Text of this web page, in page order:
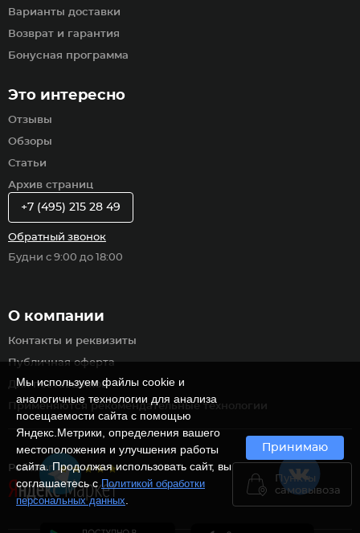
Рейтинг
Пункты
самовывоза
Варианты доставки
Возврат и гарантия
Бонусная программа
Это интересно
Отзывы
Обзоры
Статьи
Архив страниц
О компании
Контакты и реквизиты
Публичная оферта
Для поставщиков
Применяются рекомендательные технологии
+7 (495) 215 28 49
Обратный звонок
Будни с 9:00 до 18:00
Мы используем файлы cookie и
аналогичные технологии для анализа
посещаемости сайта с помощью
Яндекс.Метрики, определения вашего
местоположения и улучшения работы
сайта. Продолжая использовать сайт, вы
соглашаетесь сПолитикой обработки
персональных данных
Принимаю